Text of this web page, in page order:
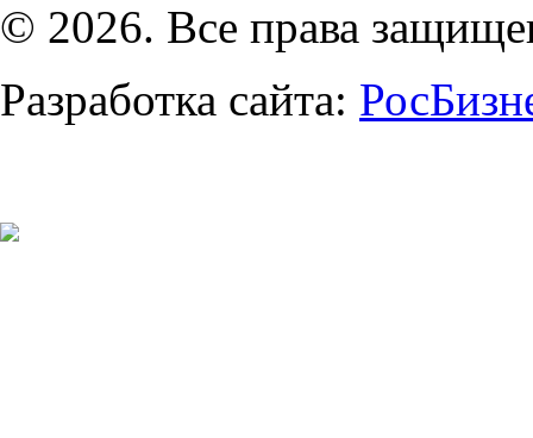
© 2026. Все права
Разработка сайта: